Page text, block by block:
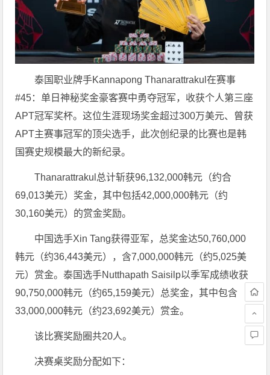
泰国职业牌手Kannapong Thanarattrakul在赛事
#45：单日神秘奖金豪客赛中勇夺冠军，收获个人第三座
APT冠军奖杯。这位生涯现场奖金超过300万美元、曾获
APT主赛事冠军的顶尖选手，此次创纪录的比赛也是韩
国赛史规模最大的新纪录。
Thanarattrakul总计斩获96,132,000韩元（约合
69,013美元）奖金，其中包括42,000,000韩元（约
30,160美元）的赏金奖励。
中国选手Xin Tang获得亚军，总奖金达50,760,000
韩元（约36,443美元），含7,000,000韩元（约5,025美
元）赏金。泰国选手Nutthapath Saisilp以季军成绩收获
90,750,000韩元（约65,159美元）总奖金，其中包含
33,000,000韩元（约23,692美元）赏金。
该比赛奖励圈共20人。
决赛桌奖励分配如下：